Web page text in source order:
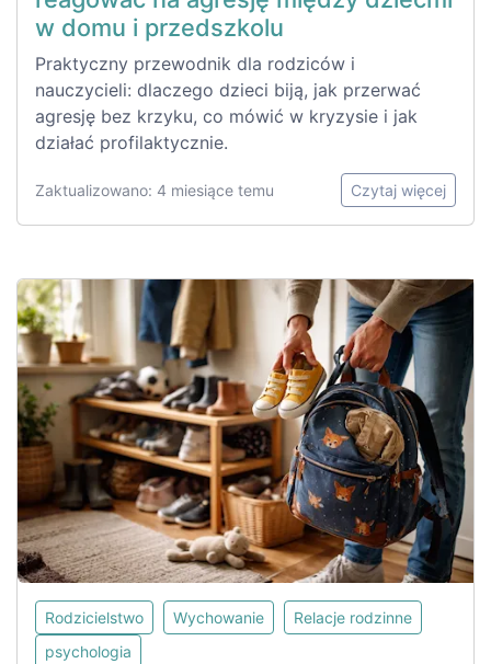
w domu i przedszkolu
Praktyczny przewodnik dla rodziców i
nauczycieli: dlaczego dzieci biją, jak przerwać
agresję bez krzyku, co mówić w kryzysie i jak
działać profilaktycznie.
Zaktualizowano: 4 miesiące temu Czytaj więcej
Rodzicielstwo Wychowanie
Relacje rodzinne
psychologia